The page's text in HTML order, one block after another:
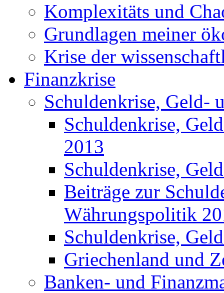
Komplexitäts und
Grundlagen meiner
Krise der
Finanzkrise
Schuldenkrise, Geld-
Schuldenkrise,
2013
Schuldenkrise,
Beiträge zur
Währungspolitik
Schuldenkrise,
Griechenland und
Banken- und